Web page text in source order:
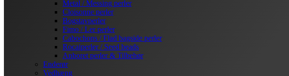
Metal / Messing perler
Cloisonne perler
Bogstavperler
Fimo / Ler perler
Cabochons / Flad bagside perler
Rocaiperler / Seed beads
Anboret perler & Tilbehør
Enderør
Vedhæng